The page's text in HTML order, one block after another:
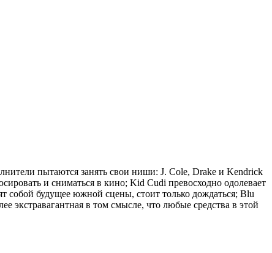
пытаются занять свои ниши: J. Cole, Drake и Kendrick
и сниматься в кино; Kid Cudi превосходно одолевает
собой будущее южной сцены, стоит только дождаться; Blu
экстравагантная в том смысле, что любые средства в этой